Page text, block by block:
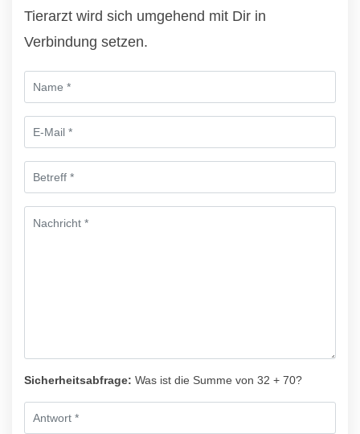
Tierarzt wird sich umgehend mit Dir in
Verbindung setzen.
Sicherheitsabfrage: Was ist die Summe von 32 + 70?